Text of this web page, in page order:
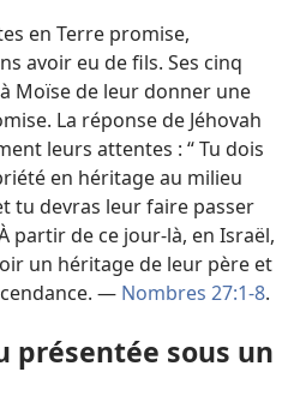
en Terre promise,
avoir eu de fils. Ses cinq
Moïse de leur donner une
La réponse de Jéhovah
leurs attentes : “ Tu dois
en héritage au milieu
tu devras leur faire passer
partir de ce jour-​là, en Israël,
un héritage de leur père et
— Nombres 27:1-8.
présentée sous un